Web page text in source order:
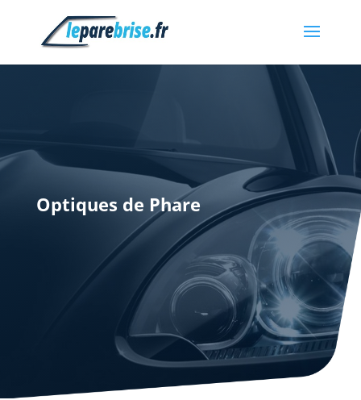
Rénovation
Optiques de Phare